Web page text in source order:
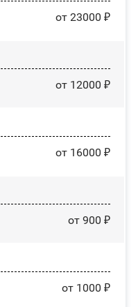
от 23000 ₽
от 12000 ₽
от 16000 ₽
от 900 ₽
от 1000 ₽